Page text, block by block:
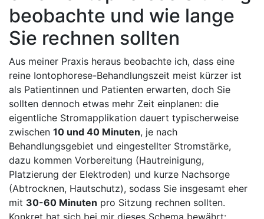
beobachte und⁣ wie lange
Sie rechnen sollten
Aus meiner Praxis heraus beobachte ich, ⁢dass⁣ eine
⁢reine Iontophorese-Behandlungszeit meist kürzer​ ist
als Patientinnen⁣ und Patienten erwarten, ‍doch Sie
sollten dennoch etwas mehr​ Zeit ‍einplanen: die
‍eigentliche Stromapplikation dauert typischerweise
zwischen 10 und 40 Minuten, je ⁤nach
Behandlungsgebiet ‍und eingestellter Stromstärke,⁢
dazu kommen ⁤Vorbereitung (Hautreinigung,
⁤Platzierung der Elektroden) ​und kurze Nachsorge
(Abtrocknen, ⁣Hautschutz), ⁢sodass Sie insgesamt eher
mit 30-60 Minuten ⁢pro ⁢Sitzung rechnen sollten.
Konkret ​hat sich⁣ bei mir ​dieses ​Schema bewährt: ⁢